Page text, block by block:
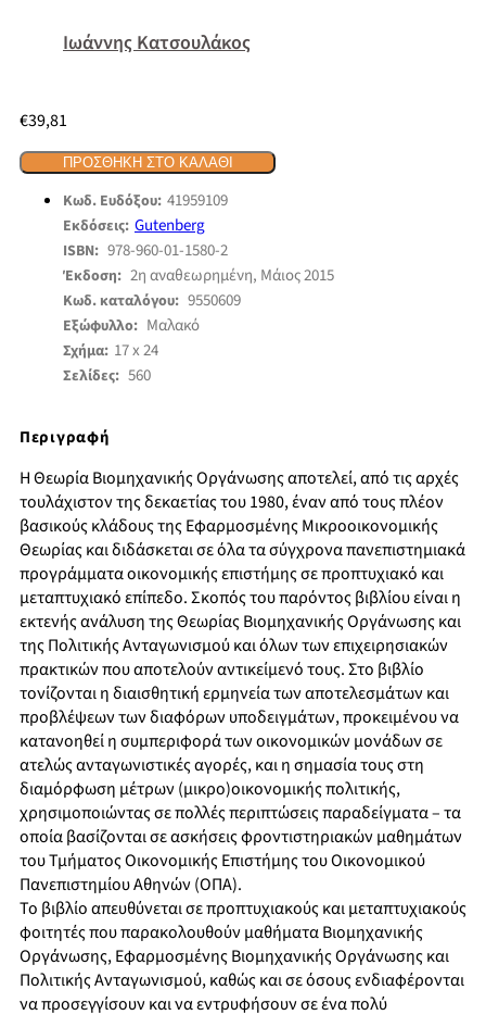
Ιωάννης Κατσουλάκος
€39,81
ΠΡΟΣΘΉΚΗ ΣΤΟ ΚΑΛΆΘΙ
Κωδ. Ευδόξου: 41959109
Εκδόσεις: Gutenberg
ISBN: 978-960-01-1580-2
Έκδοση: 2η αναθεωρημένη, Μάιος 2015
Κωδ. καταλόγου: 9550609
Εξώφυλλο: Μαλακό
Σχήμα: 17 x 24
Σελίδες: 560
Περιγραφή
Η Θεωρία Βιομηχανικής Οργάνωσης αποτελεί, από τις αρχές
τουλάχιστον της δεκαετίας του 1980, έναν από τους πλέον
βασικούς κλάδους της Εφαρμοσμένης Μικροοικονομικής
Θεωρίας και διδάσκεται σε όλα τα σύγχρονα πανεπιστημιακά
προγράμματα οικονομικής επιστήμης σε προπτυχιακό και
μεταπτυχιακό επίπεδο. Σκοπός του παρόντος βιβλίου είναι η
εκτενής ανάλυση της Θεωρίας Βιομηχανικής Οργάνωσης και
της Πολιτικής Ανταγωνισμού και όλων των επιχειρησιακών
πρακτικών που αποτελούν αντικείμενό τους. Στο βιβλίο
τονίζονται η διαισθητική ερμηνεία των αποτελεσμάτων και
προβλέψεων των διαφόρων υποδειγμάτων, προκειμένου να
κατανοηθεί η συμπεριφορά των οικονομικών μονάδων σε
ατελώς ανταγωνιστικές αγορές, και η σημασία τους στη
διαμόρφωση μέτρων (μικρο)οικονομικής πολιτικής,
χρησιμοποιώντας σε πολλές περιπτώσεις παραδείγματα – τα
οποία βασίζονται σε ασκήσεις φροντιστηριακών μαθημάτων
του Τμήματος Οικονομικής Επιστήμης του Οικονομικού
Πανεπιστημίου Αθηνών (ΟΠΑ).
Το βιβλίο απευθύνεται σε προπτυχιακούς και μεταπτυχιακούς
φοιτητές που παρακολουθούν μαθήματα Βιομηχανικής
Οργάνωσης, Εφαρμοσμένης Βιομηχανικής Οργάνωσης και
Πολιτικής Ανταγωνισμού, καθώς και σε όσους ενδιαφέρονται
να προσεγγίσουν και να εντρυφήσουν σε ένα πολύ